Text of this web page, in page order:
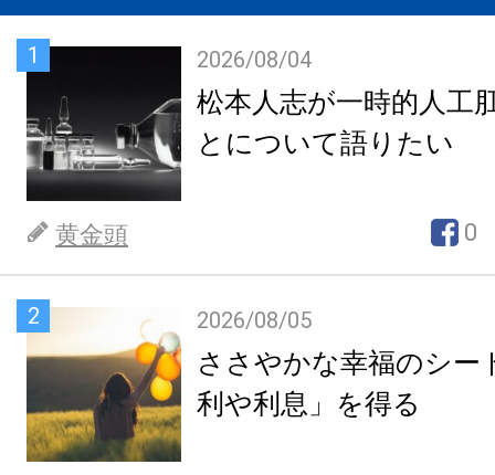
1 2026/08/04
松本人志が一時的人工
とについて語りたい
黄金頭 0
2 2026/08/05
ささやかな幸福のシー
利や利息」を得る